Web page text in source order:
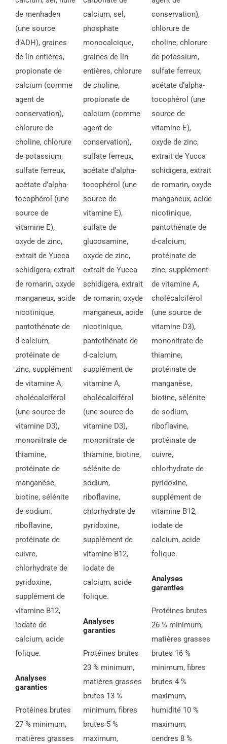
de menhaden
(une source
d’ADH), graines
de lin entières,
propionate de
calcium (comme
agent de
conservation),
chlorure de
choline, chlorure
de potassium,
sulfate ferreux,
acétate d’alpha-
tocophérol (une
source de
vitamine E),
oxyde de zinc,
extrait de Yucca
schidigera, extrait
de romarin, oxyde
manganeux, acide
nicotinique,
pantothénate de
d-calcium,
protéinate de
zinc, supplément
de vitamine A,
cholécalciférol
(une source de
vitamine D3),
mononitrate de
thiamine,
protéinate de
manganèse,
biotine, sélénite
de sodium,
riboflavine,
protéinate de
cuivre,
chlorhydrate de
pyridoxine,
supplément de
vitamine B12,
iodate de
calcium, acide
folique.
Analyses
garanties
Protéines brutes
27 % minimum,
matières grasses
calcium, sel,
phosphate
monocalcique,
graines de lin
entières, chlorure
de choline,
propionate de
calcium (comme
agent de
conservation),
sulfate ferreux,
acétate d’alpha-
tocophérol (une
source de
vitamine E),
sulfate de
glucosamine,
oxyde de zinc,
extrait de Yucca
schidigera, extrait
de romarin, oxyde
manganeux, acide
nicotinique,
pantothénate de
d-calcium,
supplément de
vitamine A,
cholécalciférol
(une source de
vitamine D3),
mononitrate de
thiamine, biotine,
sélénite de
sodium,
riboflavine,
chlorhydrate de
pyridoxine,
supplément de
vitamine B12,
iodate de
calcium, acide
folique.
Analyses
garanties
Protéines brutes
23 % minimum,
matières grasses
brutes 13 %
minimum, fibres
brutes 5 %
maximum,
conservation),
chlorure de
choline, chlorure
de potassium,
sulfate ferreux,
acétate d’alpha-
tocophérol (une
source de
vitamine E),
oxyde de zinc,
extrait de Yucca
schidigera, extrait
de romarin, oxyde
manganeux, acide
nicotinique,
pantothénate de
d-calcium,
protéinate de
zinc, supplément
de vitamine A,
cholécalciférol
(une source de
vitamine D3),
mononitrate de
thiamine,
protéinate de
manganèse,
biotine, sélénite
de sodium,
riboflavine,
protéinate de
cuivre,
chlorhydrate de
pyridoxine,
supplément de
vitamine B12,
iodate de
calcium, acide
folique.
Analyses
garanties
Protéines brutes
26 % minimum,
matières grasses
brutes 16 %
minimum, fibres
brutes 4 %
maximum,
humidité 10 %
maximum,
cendres 8 %